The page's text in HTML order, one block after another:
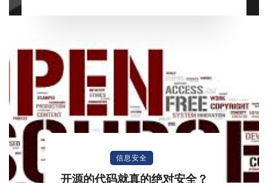
信息安全
开源的代码就真的绝对安全？